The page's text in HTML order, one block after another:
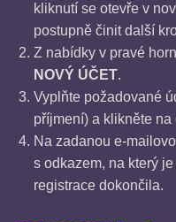
kliknutí se otevře v
postupně činit další
Z nabídky v pravé
NOVÝ ÚČET.
Vyplňte požadované
příjmení) a klikněte na
Na zadanou e-
s odkazem, na který
registrace dokončila.